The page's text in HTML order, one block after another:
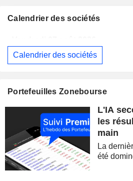
Calendrier des sociétés
EUTELSAT COMMUNICATIONS
STATE BANK OF INDIA
OVERSEA-CHINESE BANKING CORPORATION LIMITED
MUNICH RE
JAPAN POST BANK CO., LTD.
ADNOC GAS PLC
Calendrier des sociétés
Portefeuilles Zonebourse
L'IA
les
main
La
été